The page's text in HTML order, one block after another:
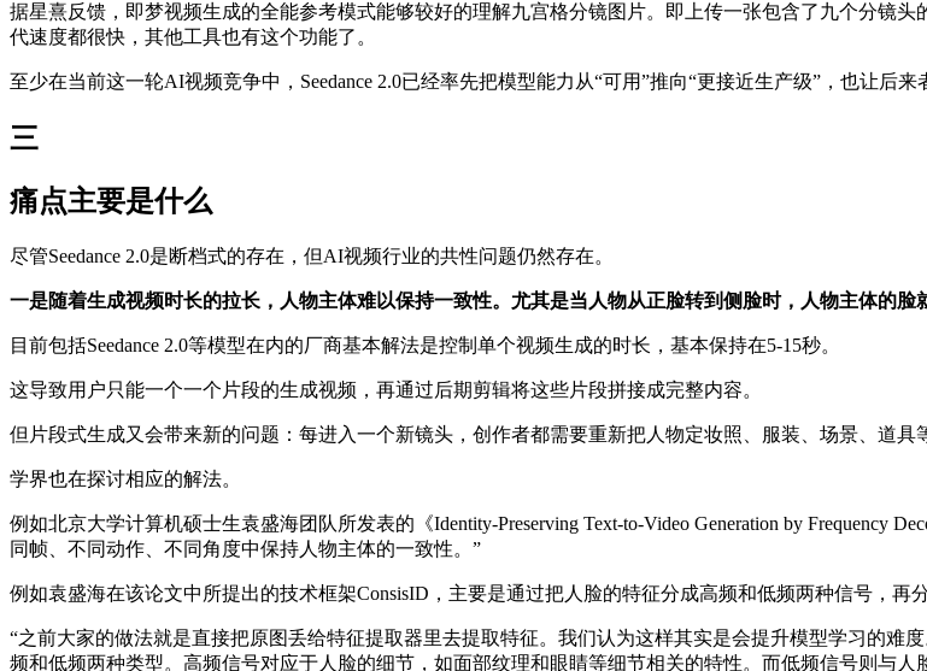
据星熹反馈，即梦视频生成的全能参考模式能够较好的理解九宫格分镜图片。即上传一张包含了九个分镜
代速度都很快，其他工具也有这个功能了。
至少在当前这一轮AI视频竞争中，Seedance 2.0已经率先把模型能力从“可用”推向“更接近生产级”，也让后来
三
痛点主要是什么
尽管Seedance 2.0是断档式的存在，但AI视频行业的共性问题仍然存在。
一是随着生成视频时长的拉长，人物主体难以保持一致性。尤其是当人物从正脸转到侧脸时，人物主体的脸
目前包括Seedance 2.0等模型在内的厂商基本解法是控制单个视频生成的时长，基本保持在5-15秒。
这导致用户只能一个一个片段的生成视频，再通过后期剪辑将这些片段拼接成完整内容。
但片段式生成又会带来新的问题：每进入一个新镜头，创作者都需要重新把人物定妆照、服装、场景、道具
学界也在探讨相应的解法。
例如北京大学计算机硕士生袁盛海团队所发表的《Identity-Preserving Text-to-Video Generation by Frequency
同帧、不同动作、不同角度中保持人物主体的一致性。”
例如袁盛海在该论文中所提出的技术框架ConsisID，主要是通过把人脸的特征分成高频和低频两种信号，再
“之前大家的做法就是直接把原图丢给特征提取器里去提取特征。我们认为这样其实是会提升模型学习的难
频和低频两种类型。高频信号对应于人脸的细节，如面部纹理和眼睛等细节相关的特性。而低频信号则与